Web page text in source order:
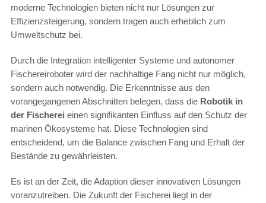
moderne Technologien bieten nicht nur Lösungen zur
Effizienzsteigerung, sondern tragen auch erheblich zum
Umweltschutz bei.
Durch die Integration intelligenter Systeme und autonomer
Fischereiroboter wird der nachhaltige Fang nicht nur möglich,
sondern auch notwendig. Die Erkenntnisse aus den
vorangegangenen Abschnitten belegen, dass die Robotik in
der Fischerei einen signifikanten Einfluss auf den Schutz der
marinen Ökosysteme hat. Diese Technologien sind
entscheidend, um die Balance zwischen Fang und Erhalt der
Bestände zu gewährleisten.
Es ist an der Zeit, die Adaption dieser innovativen Lösungen
voranzutreiben. Die Zukunft der Fischerei liegt in der